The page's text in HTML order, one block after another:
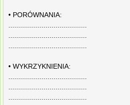
• PORÓWNANIA:
........................................
........................................
........................................
• WYKRZYKNIENIA:
........................................
........................................
........................................